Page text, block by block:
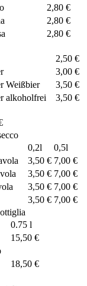
2,80 €
2,80 €
2,80 €
2,50 €
3,00 €
Weißbier
3,50 €
alkoholfrei
3,50 €
0,2l
0,5l
3,50 € 7,00 €
3,50 € 7,00 €
3,50 € 7,00 €
3,50 € 7,00 €
0.75 l
15,50 €
18,50 €